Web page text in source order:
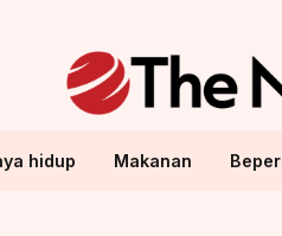
hidup Makanan